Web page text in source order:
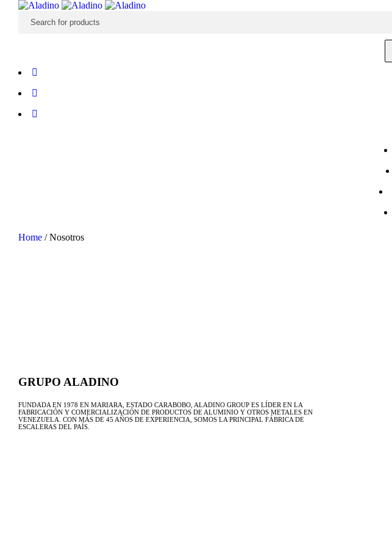
Home / Nosotros
GRUPO ALADINO
FUNDADA EN 1978 EN MARIARA, ESTADO CARABOBO, ALADINO GROUP ES LÍDER EN LA
FABRICACIÓN Y COMERCIALIZACIÓN DE PRODUCTOS DE ALUMINIO Y OTROS METALES EN
VENEZUELA. CON MÁS DE 45 AÑOS DE EXPERIENCIA, SOMOS LA PRINCIPAL FÁBRICA DE
ESCALERAS DEL PAÍS.